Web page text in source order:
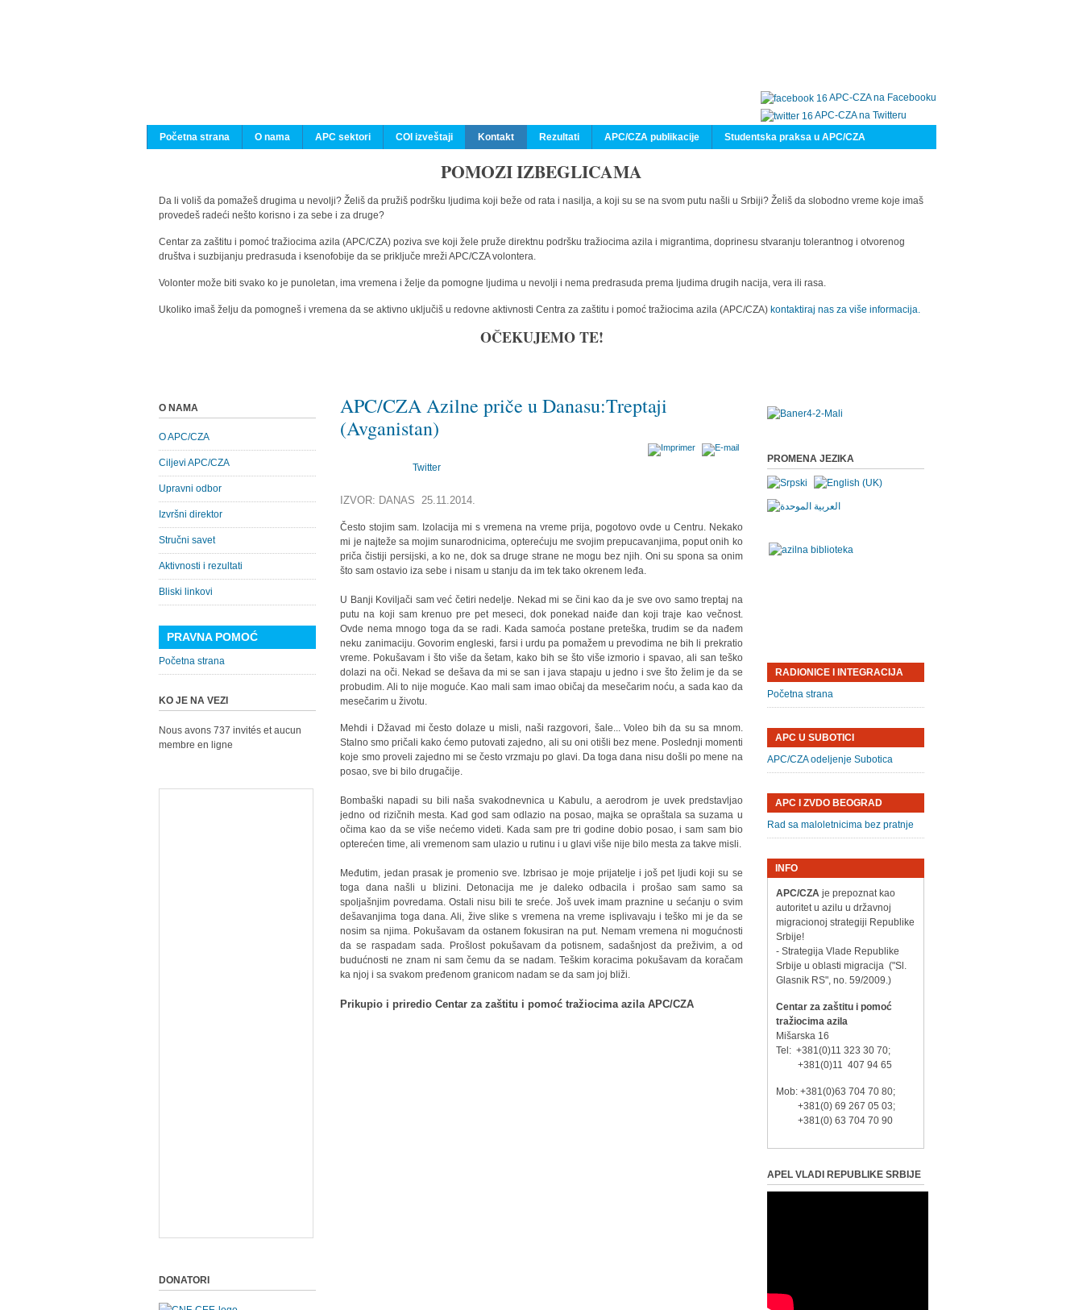
APC-CZA na Facebooku
APC-CZA na Twitteru
Početna strana
O nama APC sektori COI izveštaji Kontakt Rezultati APC/CZA publikacije Studentska praksa u APC/CZA
POMOZI IZBEGLICAMA
Da li voliš da pomažeš drugima u nevolji? Želiš da pružiš podršku ljudima koji beže od rata i nasilja, a koji su se na svom putu našli u Srbiji? Želiš da slobodno vreme koje imaš
provedeš radeći nešto korisno i za sebe i za druge?
Centar za zaštitu i pomoć tražiocima azila (APC/CZA) poziva sve koji žele pruže direktnu podršku tražiocima azila i migrantima, doprinesu stvaranju tolerantnog i otvorenog
društva i suzbijanju predrasuda i ksenofobije da se priključe mreži APC/CZA volontera.
Volonter može biti svako ko je punoletan, ima vremena i želje da pomogne ljudima u nevolji i nema predrasuda prema ljudima drugih nacija, vera ili rasa.
Ukoliko imaš želju da pomogneš i vremena da se aktivno uključiš u redovne aktivnosti Centra za zaštitu i pomoć tražiocima azila (APC/CZA) kontaktiraj nas za više informacija.
OČEKUJEMO TE!
APC/CZA Azilne priče u Danasu:Treptaji
(Avganistan)
Twitter
IZVOR: DANAS 25.11.2014.
Često stojim sam. Izolacija mi s vremena na vreme prija, pogotovo ovde u Centru. Nekako
mi je najteže sa mojim sunarodnicima, opterećuju me svojim prepucavanjima, poput onih ko
priča čistiji persijski, a ko ne, dok sa druge strane ne mogu bez njih. Oni su spona sa onim
što sam ostavio iza sebe i nisam u stanju da im tek tako okrenem leđa.
U Banji Koviljači sam već četiri nedelje. Nekad mi se čini kao da je sve ovo samo treptaj na
putu na koji sam krenuo pre pet meseci, dok ponekad naiđe dan koji traje kao večnost.
Ovde nema mnogo toga da se radi. Kada samoća postane preteška, trudim se da nađem
neku zanimaciju. Govorim engleski, farsi i urdu pa pomažem u prevodima ne bih li prekratio
vreme. Pokušavam i što više da šetam, kako bih se što više izmorio i spavao, ali san teško
dolazi na oči. Nekad se dešava da mi se san i java stapaju u jedno i sve što želim je da se
probudim. Ali to nije moguće. Kao mali sam imao običaj da mesečarim noću, a sada kao da
mesečarim u životu.
Mehdi i Džavad mi često dolaze u misli, naši razgovori, šale... Voleo bih da su sa mnom.
Stalno smo pričali kako ćemo putovati zajedno, ali su oni otišli bez mene. Poslednji momenti
koje smo proveli zajedno mi se često vrzmaju po glavi. Da toga dana nisu došli po mene na
posao, sve bi bilo drugačije.
Bombaški napadi su bili naša svakodnevnica u Kabulu, a aerodrom je uvek predstavljao
jedno od rizičnih mesta. Kad god sam odlazio na posao, majka se opraštala sa suzama u
očima kao da se više nećemo videti. Kada sam pre tri godine dobio posao, i sam sam bio
opterećen time, ali vremenom sam ulazio u rutinu i u glavi više nije bilo mesta za takve misli.
Međutim, jedan prasak je promenio sve. Izbrisao je moje prijatelje i još pet ljudi koji su se
toga dana našli u blizini. Detonacija me je daleko odbacila i prošao sam samo sa
spoljašnjim povredama. Ostali nisu bili te sreće. Još uvek imam praznine u sećanju o svim
dešavanjima toga dana. Ali, žive slike s vremena na vreme isplivavaju i teško mi je da se
nosim sa njima. Pokušavam da ostanem fokusiran na put. Nemam vremena ni mogućnosti
da se raspadam sada. Prošlost pokušavam da potisnem, sadašnjost da preživim, a od
budućnosti ne znam ni sam čemu da se nadam. Teškim koracima pokušavam da koračam
ka njoj i sa svakom pređenom granicom nadam se da sam joj bliži.
Prikupio i priredio Centar za zaštitu i pomoć tražiocima azila APC/CZA
O NAMA
O APC/CZA
Ciljevi APC/CZA
Upravni odbor
Izvršni direktor
Stručni savet
Aktivnosti i rezultati
Bliski linkovi
PRAVNA POMOĆ
Početna strana
KO JE NA VEZI
Nous avons 737 invités et aucun
membre en ligne
DONATORI
PROMENA JEZIKA
RADIONICE I INTEGRACIJA
Početna strana
APC U SUBOTICI
APC/CZA odeljenje Subotica
APC I ZVDO BEOGRAD
Rad sa maloletnicima bez pratnje
INFO
APC/CZAje prepoznat kao
autoritet u azilu u državnoj
migracionoj strategiji Republike
Srbije!
- Strategija Vlade Republike
Srbije u oblasti migracija ("Sl.
Glasnik RS", no. 59/2009.)
Centar za zaštitu i pomoć
tražiocima azila
Mišarska 16
Tel: +381(0)11 323 30 70;
+381(0)11 407 94 65
Mob: +381(0)63 704 70 80;
+381(0) 69 267 05 03;
+381(0) 63 704 70 90
APEL VLADI REPUBLIKE SRBIJE